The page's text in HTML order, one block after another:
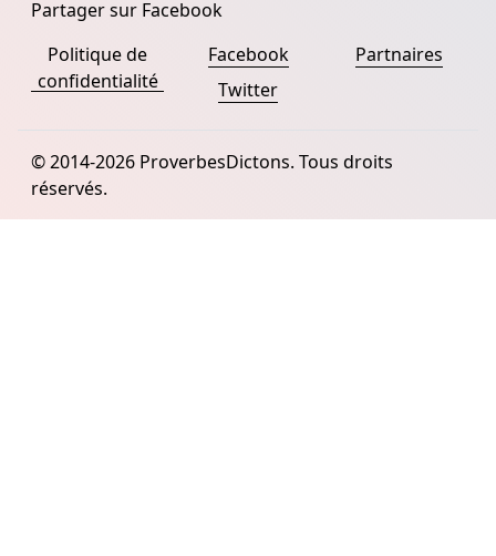
Partager sur Facebook
Politique de
confidentialité
Facebook
Twitter
Partnaires
© 2014-2026 ProverbesDictons. Tous droits
réservés.